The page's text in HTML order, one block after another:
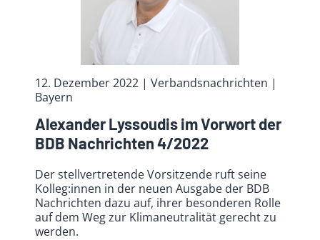
12. Dezember 2022 | Verbandsnachrichten |
Bayern
Alexander Lyssoudis im Vorwort der
BDB Nachrichten 4/2022
Der stellvertretende Vorsitzende ruft seine
Kolleg:innen in der neuen Ausgabe der BDB
Nachrichten dazu auf, ihrer besonderen Rolle
auf dem Weg zur Klimaneutralität gerecht zu
werden.